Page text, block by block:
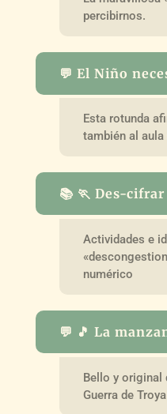
percibirnos.
💬 El Niño
Esta rotunda
también al aula
📚 🏃 Des-
Actividades e
numérico
💬 🎵 La
Bello y original
Guerra de Troya